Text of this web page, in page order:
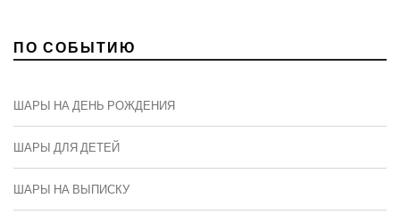
ПО СОБЫТИЮ
ШАРЫ НА ДЕНЬ РОЖДЕНИЯ
ШАРЫ ДЛЯ ДЕТЕЙ
ШАРЫ НА ВЫПИСКУ